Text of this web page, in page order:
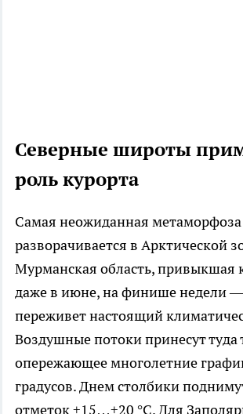
Северные широты
роль курорта
Самая неожиданная метаморфоза
разворачивается в Арктической
Мурманская область, привыкшая
даже в июне, на финише недели
переживет настоящий
Воздушные потоки принесут туда
опережающее многолетние
градусов. Днем столбики
отметок +15…+20 °C. Для